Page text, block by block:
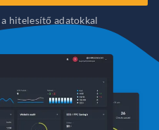
a hitelesítő adatokkal